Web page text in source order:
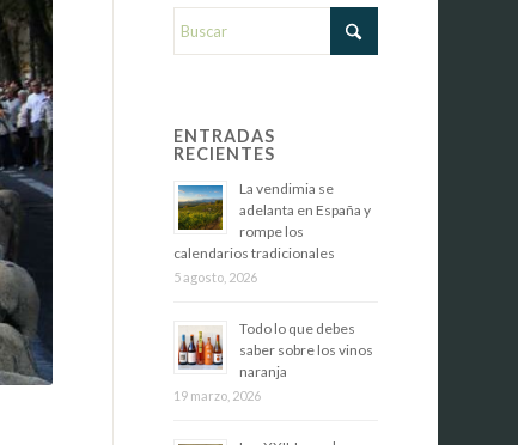
ENTRADAS
RECIENTES
La vendimia se
adelanta en España y
rompe los
calendarios tradicionales
5 agosto, 2026
Todo lo que debes
saber sobre los vinos
naranja
19 marzo, 2026